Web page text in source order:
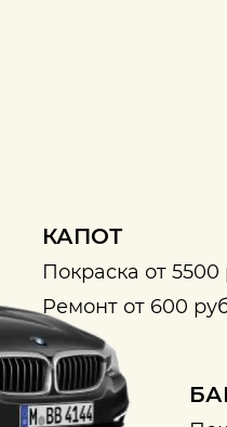
КАПОТ
Покраска от 5500
Ремонт от 600